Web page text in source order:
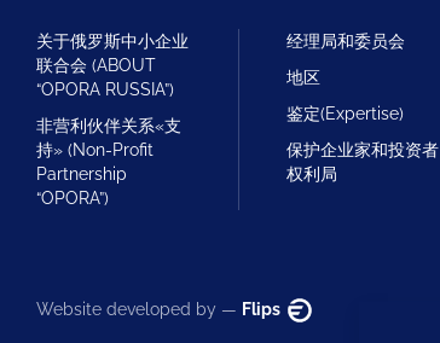
关于俄罗斯中小企业
联合会 (ABOUT
“OPORA RUSSIA”)
非营利伙伴关系«支
持» (Non-Profit
Partnership
“OPORA”)
经理局和委员会
地区
鉴定(Expertise)
保护企业家和投资者
权利局
Website developed by — Flips